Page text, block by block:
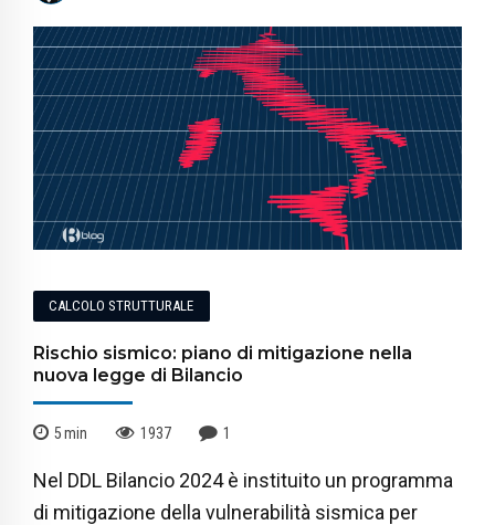
CALCOLO STRUTTURALE
Rischio sismico: piano di mitigazione nella
nuova legge di Bilancio
5min 1937 1
Nel DDL Bilancio 2024 è instituito un programma
di mitigazione della vulnerabilità sismica per